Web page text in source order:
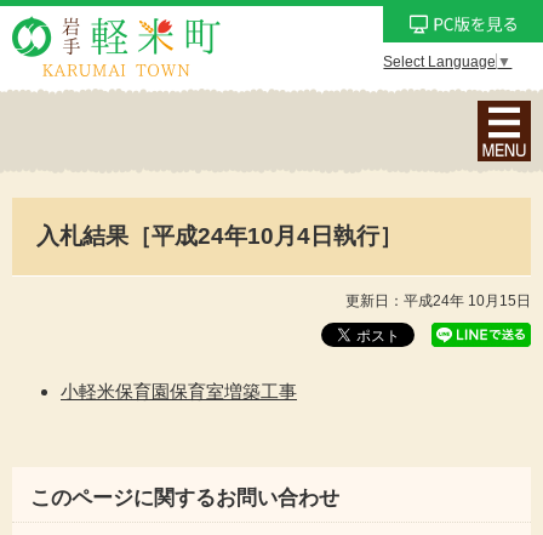
Select Language ▼
ナ
ビ
ン
メ
入札結果［平成24年10月4日執行］
更新日：平成24年 10月15日
小軽米保育園保育室増築工事
このページに関するお問い合わせ